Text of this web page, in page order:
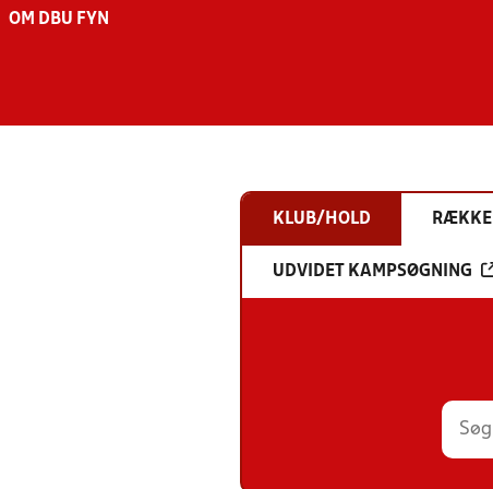
OM DBU FYN
KLUB/HOLD RÆKKE
UDVIDET KAMPSØGNING